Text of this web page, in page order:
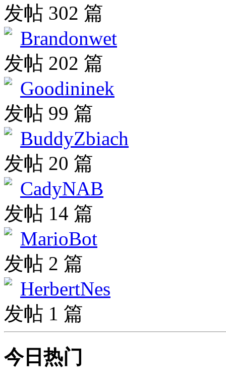
发帖 302 篇
Brandonwet
发帖 202 篇
Goodininek
发帖 99 篇
BuddyZbiach
发帖 20 篇
CadyNAB
发帖 14 篇
MarioBot
发帖 2 篇
HerbertNes
发帖 1 篇
今日热门